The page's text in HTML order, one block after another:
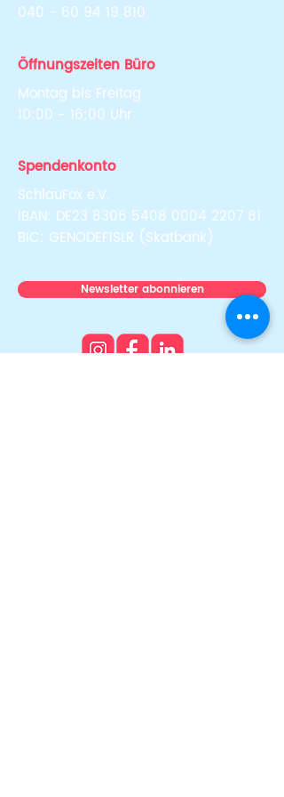
040 - 60 94 19 810
Öffnungszeiten Büro
Montag bis Freitag
10:00 - 16:00 Uhr
Spendenkonto
SchlauFox e.V.
IBAN: DE23 8306 5408 0004 2207 81
BIC: GENODEF1SLR (Skatbank)
Newsletter abonnieren